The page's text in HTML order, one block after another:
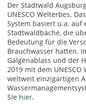
Der Stadtwald
UNESCO Welterbes.
System basiert u.a. auf
Stadtwaldbäche, die
Bedeutung für die
Brauchwasser hatten.
Galgenablass und der
2019 mit dem
weltweit einzigartigen
Sie hier.